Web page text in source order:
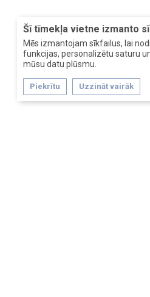
Šī tīmekļa vietne izmanto
Mēs izmantojam sīkfailus, lai
funkcijas, personalizētu saturu
mūsu datu plūsmu.
Piekrītu Uzzināt vairāk